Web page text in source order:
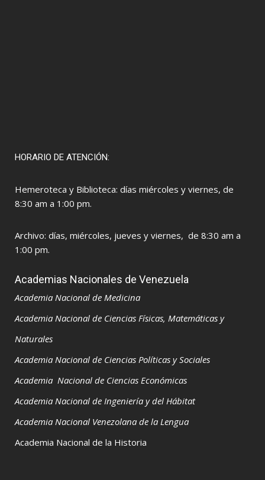
HORARIO DE ATENCIÓN:
Hemeroteca y Biblioteca: días miércoles y viernes, de
8:30 am a 1:00 pm.
Archivo: días, miércoles, jueves y viernes, de 8:30 am a
1:00 pm.
Academias Nacionales de Venezuela
Academia Nacional de Medicina
Academia Nacional de Ciencias Físicas, Matemáticas y
Naturales
Academia Nacional de Ciencias Políticas y Sociales
Academia Nacional de Ciencias Económicas
Academia Nacional de Ingeniería y del Hábitat
Academia Nacional Venezolana de la Lengua
Academia Nacional de la Historia